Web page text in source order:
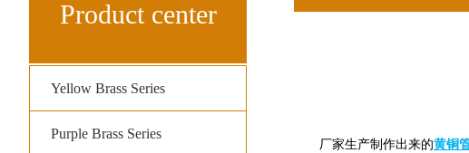
Product center
Yellow Brass Series
Purple Brass Series
厂家生产制作出来的黄铜